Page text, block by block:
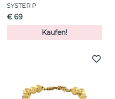
SYSTER P
€ 69
Kaufen!